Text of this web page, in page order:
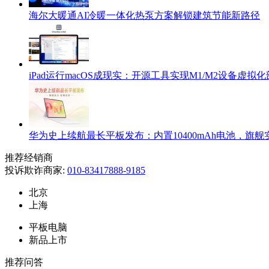
海尔大暖通AI冷暖一体化热泵方案解锁建筑节能新路径
iPad运行macOS成现实：开源工具实现M1/M2设备虚拟化
华为史上续航最长平板发布：内置10400mAh电池，旗舰
推荐经销商
投诉欺诈商家: 010-83417888-9185
北京
上海
平板电脑
新品上市
推荐问答